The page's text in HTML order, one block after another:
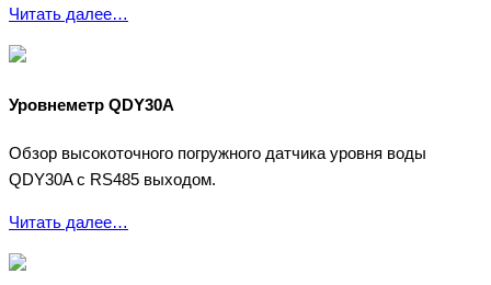
Читать далее…
Уровнеметр QDY30A
Обзор высокоточного погружного датчика уровня воды
QDY30A с RS485 выходом.
Читать далее…